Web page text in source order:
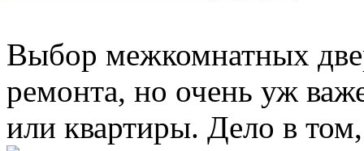
Выбор межкомнатных
ремонта, но очень уж
или квартиры. Дело в